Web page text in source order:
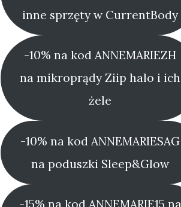
inne sprzęty w CurrentBody
-10% na kod ANNEMARIEZH
na mikroprądy Ziip halo i ich
żele
-10% na kod ANNEMARIESAG
na poduszki Sleep&Glow